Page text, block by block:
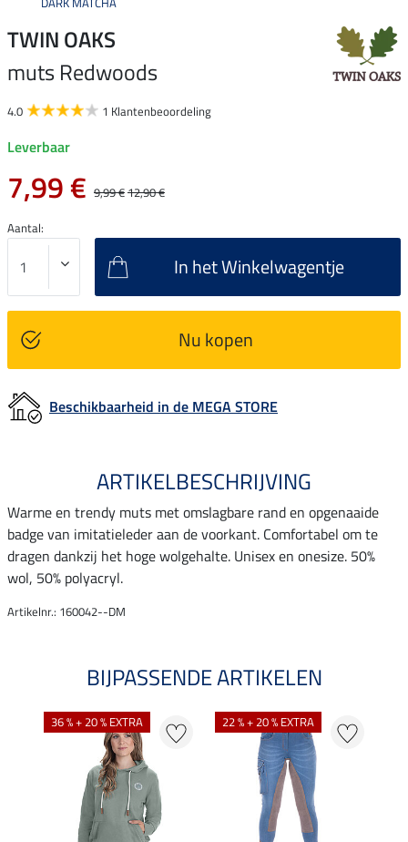
TWIN OAKS
muts Redwoods
4.0 1 Klantenbeoordeling
Leverbaar
7,99 € 9,99 €12,90 €
Aantal:
In het Winkelwagentje
Nu kopen
Beschikbaarheid in de MEGA STORE
ARTIKELBESCHRIJVING
Warme en trendy muts met omslagbare rand en opgenaaide
badge van imitatieleder aan de voorkant. Comfortabel om te
dragen dankzij het hoge wolgehalte. Unisex en onesize. 50%
wol, 50% polyacryl.
Artikelnr.: 160042--DM
BIJPASSENDE ARTIKELEN
36 % + 20 % EXTRA 22 % + 20 % EXTRA